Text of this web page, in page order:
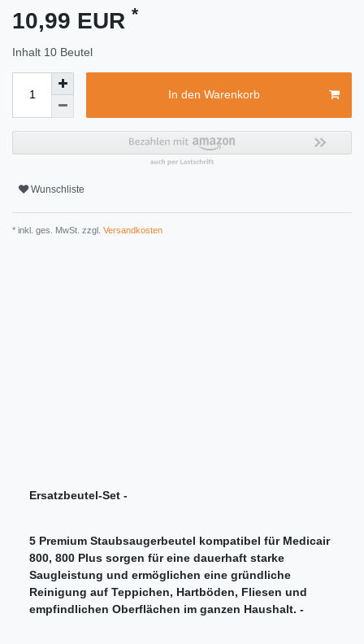
10,99 EUR *
Inhalt 10 Beutel
In den Warenkorb
Wunschliste
* inkl. ges. MwSt. zzgl. Versandkosten
Ersatzbeutel-Set -
5 Premium Staubsaugerbeutel kompatibel für Medicair
800, 800 Plus sorgen für eine dauerhaft starke
Saugleistung und ermöglichen eine gründliche
Reinigung auf Teppichen, Hartböden, Fliesen und
empfindlichen Oberflächen im ganzen Haushalt. -